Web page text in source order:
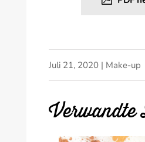
Juli 21, 2020| Make-up
Verwandte